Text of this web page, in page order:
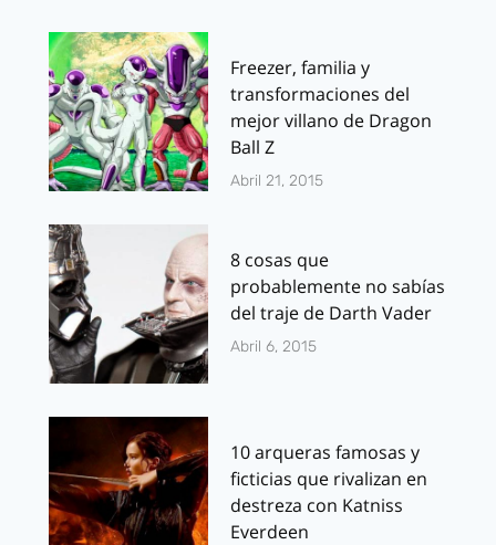
Freezer, familia y
transformaciones del
mejor villano de Dragon
Ball Z
Abril 21, 2015
8 cosas que
probablemente no sabías
del traje de Darth Vader
Abril 6, 2015
10 arqueras famosas y
ficticias que rivalizan en
destreza con Katniss
Everdeen